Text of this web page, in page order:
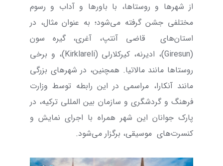
از شهرها و روستاها، با باورها و آداب و رسوم
مختلفی جشن گرفته می‌شود؛ به عنوان مثال، در
استان‌های
قاضی آنتپ، آغری، گیره سون
(
Giresun)، ادیرنه، کیرکلارلی (Kirklareli)، و برخی
روستاها مانند مالاتیا. همچنین، در شهرهای بزرگی
مانند آنکارا، مراسمی در این رابطه توسط وزارت
فرهنگ و گردشگری و سازمان بین المللی ترکیه، در
پارک جوانان این شهر همراه با اجرای نمایش و
کنسرت‌های موسیقی، برگزار می‌شود.